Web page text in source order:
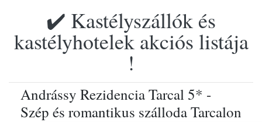
✔️ Kastélyszállók és
kastélyhotelek akciós listája
!
Andrássy Rezidencia Tarcal 5* -
Szép és romantikus szálloda Tarcalon